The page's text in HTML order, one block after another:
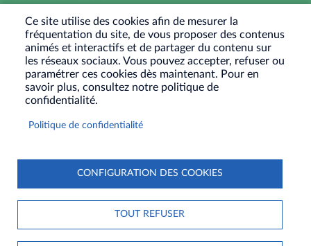
Horaires d’ouverture : Lundi - Mardi - Mercredi -
Vendredi
8h30 - 12h / 13h30-17h30
Jeudi : Fermé le matin - 13h30-17h30
9h30-12h
SOCIAUX
PIED
PAGE
PLAN DU SITE CONTACT MENTIONS LÉGALES
DONNÉES PERSONNELLES COOKIES S'IDENTIFIER
Ce site utilise des cookies afin de mesurer la
fréquentation du site, de vous proposer des contenus
animés et interactifs et de partager du contenu sur
les réseaux sociaux. Vous pouvez accepter, refuser ou
paramétrer ces cookies dès maintenant. Pour en
savoir plus, consultez notre politique de
confidentialité.
Politique de confidentialité
CONFIGURATION DES COOKIES
TOUT REFUSER